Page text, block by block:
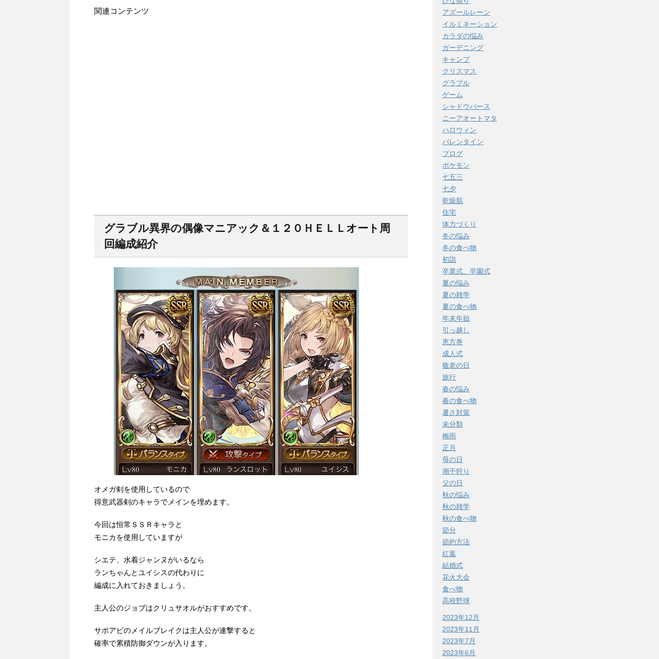
関連コンテンツ
グラブル異界の偶像マニアック＆１２０ＨＥＬＬオート周
回編成紹介
オメガ剣を使用しているので
得意武器剣のキャラでメインを埋めます。
今回は恒常ＳＳＲキャラと
モニカを使用していますが
シエテ、水着ジャンヌがいるなら
ランちゃんとユイシスの代わりに
編成に入れておきましょう。
主人公のジョブはクリュサオルがおすすめです。
サポアビのメイルブレイクは主人公が連撃すると
確率で累積防御ダウンが入ります。
アズールレーン
イルミネーション
カラダの悩み
ガーデニング
キャンプ
クリスマス
グラブル
ゲーム
シャドウバース
ニーアオートマタ
ハロウィン
バレンタイン
ブログ
ポケモン
七五三
七夕
乾燥肌
住宅
体力づくり
冬の悩み
冬の食べ物
初詣
卒業式、卒園式
夏の悩み
夏の雑学
夏の食べ物
年末年始
引っ越し
恵方巻
成人式
敬老の日
旅行
春の悩み
春の食べ物
暑さ対策
未分類
梅雨
正月
母の日
潮干狩り
父の日
秋の悩み
秋の雑学
秋の食べ物
節分
節約方法
紅葉
結婚式
花火大会
食べ物
高校野球
2023年12月
2023年11月
2023年7月
2023年6月